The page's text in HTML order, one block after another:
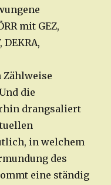
mit GEZ,
Zählweise
die
drangsaliert
in welchem
des
eine ständig